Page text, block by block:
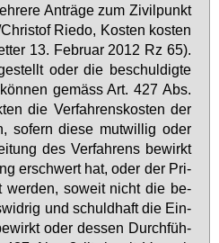
An­trä­ge zum Zi­vil­punkt
Rie­do, Kos­ten kos­ten
13. Fe­bru­ar 2012 Rz 65).
oder die be­schul­dig­te
ge­mäss Art. 427 Abs.
die Ver­fah­rens­kos­ten der
so­fern die­se mut­wil­lig oder
des Ver­fah­rens be­wirkt
er­schwert hat, oder der Pri­
wer­den, so­weit nicht die be­
und schuld­haft die Ein­
oder des­sen Durch­füh­